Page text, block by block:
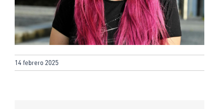
14 febrero 2025